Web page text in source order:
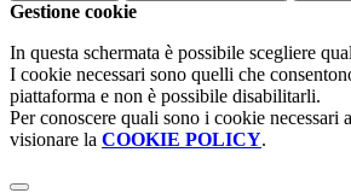
Gestione cookie
In questa schermata è possibile scegliere
I cookie necessari sono quelli che
piattaforma e non è possibile disabilitarli.
Per conoscere quali sono i cookie necessari
visionare la COOKIE POLICY.